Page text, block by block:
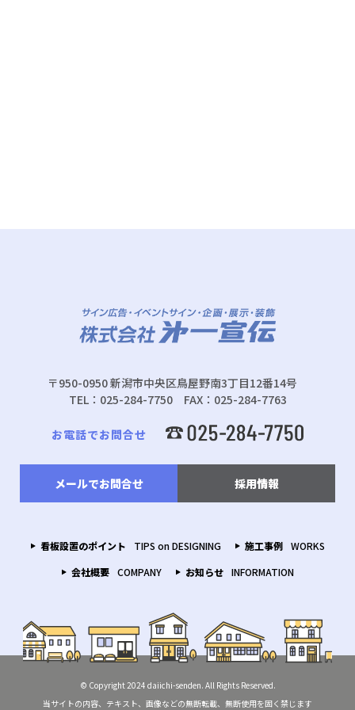
〒950-0950 新潟市中央区鳥屋野南3丁目12番14号
TEL：025-284-7750 FAX：025-284-7763
お電話でお問合せ
メールでお問合せ 採用情報
看板設置のポイント TIPS on DESIGNING 施工事例
WORKS
会社概要
COMPANY お知らせ INFORMATION
© Copyright 2024 daiichi-senden. All Rights Reserved.
当サイトの内容、テキスト、画像などの無断転載、無断使用を固く禁じます